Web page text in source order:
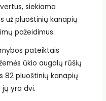
siekiama
už pluoštinių kanapių
pažeidimus.
pateiktais
ūkio augalų rūšių
82 pluoštinių kanapių
jų yra dvi.